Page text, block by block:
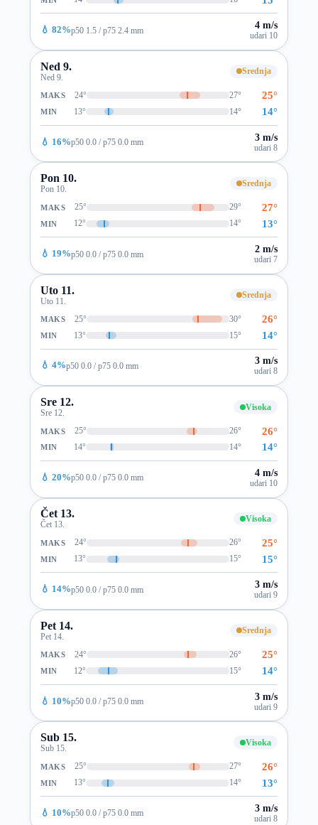
💧 82%p50 1.5 / p75 2.4 mm 4 m/s
udari 10
Ned 9.
Ned 9.
Srednja
MAKS 24° 27° 25°
MIN 13° 14° 14°
💧 16%p50 0.0 / p75 0.0 mm 3 m/s
udari 8
Pon 10.
Pon 10.
Srednja
MAKS 25° 29° 27°
MIN 12° 14° 13°
💧 19%p50 0.0 / p75 0.0 mm 2 m/s
udari 7
Uto 11.
Uto 11.
Srednja
MAKS 25° 30° 26°
MIN 13° 15° 14°
💧 4%p50 0.0 / p75 0.0 mm 3 m/s
udari 8
Sre 12.
Sre 12.
Visoka
MAKS 25° 26° 26°
MIN 14° 14° 14°
💧 20%p50 0.0 / p75 0.0 mm 4 m/s
udari 10
Čet 13.
Čet 13.
Visoka
MAKS 24° 26° 25°
MIN 13° 15° 15°
💧 14%p50 0.0 / p75 0.0 mm 3 m/s
udari 9
Pet 14.
Pet 14.
Srednja
MAKS 24° 26° 25°
MIN 12° 15° 14°
💧 10%p50 0.0 / p75 0.0 mm 3 m/s
udari 9
Sub 15.
Sub 15.
Visoka
MAKS 25° 27° 26°
MIN 13° 14° 13°
💧 10%p50 0.0 / p75 0.0 mm 3 m/s
udari 8